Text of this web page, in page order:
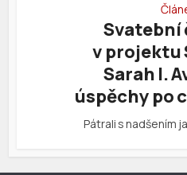
Svatební
v projektu
Sarah I.
úspěchy po
Pátrali s nadšením